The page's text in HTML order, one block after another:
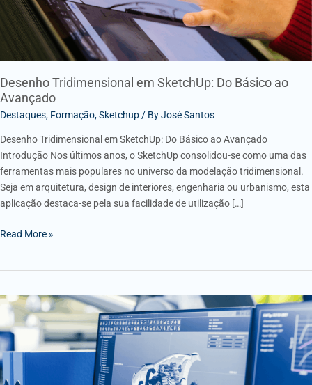
Desenho Tridimensional em SketchUp: Do Básico ao
Avançado
Destaques, Formação,Sketchup/ ByJosé Santos
Desenho Tridimensional em SketchUp: Do Básico ao Avançado
Introdução Nos últimos anos, o SketchUp consolidou-se como uma das
ferramentas mais populares no universo da modelação tridimensional.
Seja em arquitetura, design de interiores, engenharia ou urbanismo, esta
aplicação destaca-se pela sua facilidade de utilização […]
Read More »
Importância
Desenho
Assistido
por
computador